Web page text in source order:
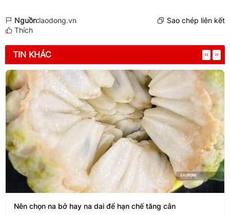
Nguồn:laodong.vn
Sao chép liên kết
Thích
TIN KHÁC
Nên chọn na bở hay na dai để hạn chế tăng cân